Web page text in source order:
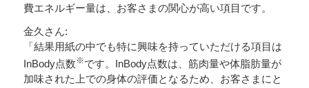
費エネルギー量は、お客さまの関心が高い項目です。
金久さん:
「結果用紙の中でも特に興味を持っていただける項目は
InBody点数※です。InBody点数は、筋肉量や体脂肪量が
加味された上での身体の評価となるため、お客さまにと